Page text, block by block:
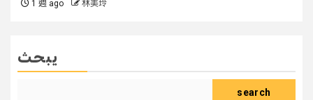
1 週 ago 林美玲
يبحث
search